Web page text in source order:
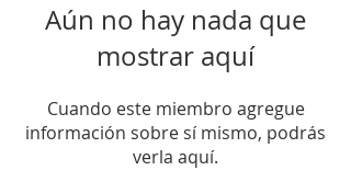
Aún no hay nada que
mostrar aquí
Cuando este miembro agregue
información sobre sí mismo, podrás
verla aquí.